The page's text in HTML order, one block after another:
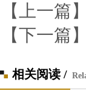
【上一篇】
【下一篇】
相关阅读 /